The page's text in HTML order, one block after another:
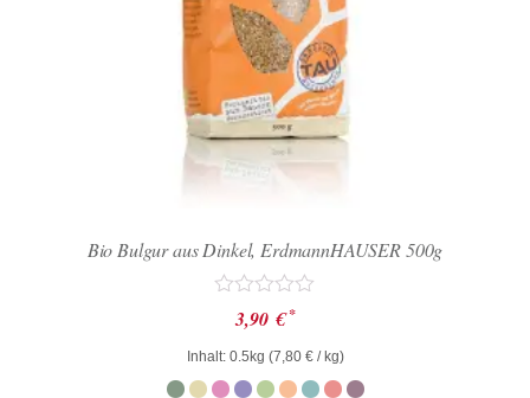
Bio Bulgur aus Dinkel, ErdmannHAUSER 500g
Bewertet
mit
0
von
5
3,90 € *
Inhalt: 0.5kg (7,80 €/ kg)